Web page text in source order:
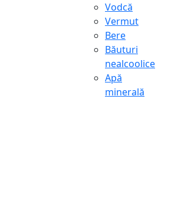
Vodcă
Vermut
Bere
Băuturi
nealcoolice
Apă
minerală